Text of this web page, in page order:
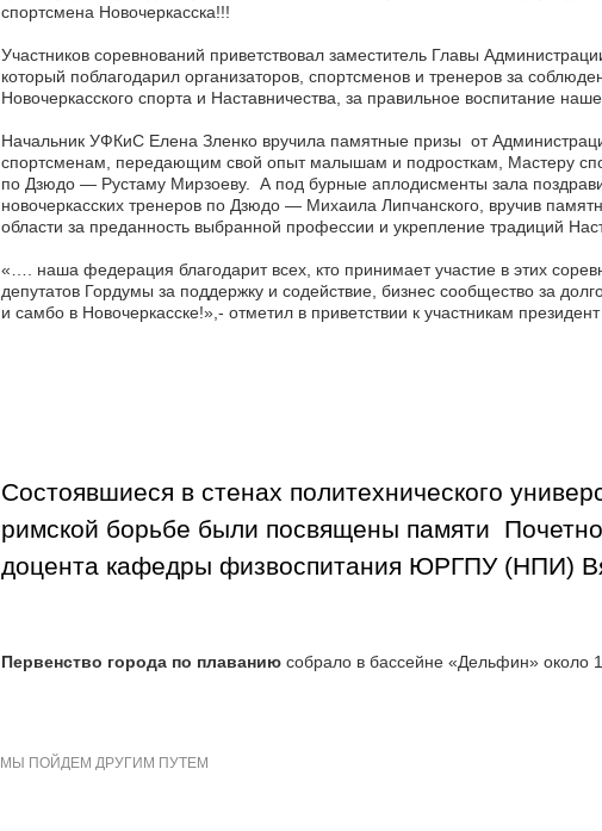
спортсмена Новочеркасска!!!
Участников соревнований приветствовал заместитель Главы
который поблагодарил организаторов, спортсменов и тренеров за
Новочеркасского спорта и Наставничества, за правильное воспитание
Начальник УФКиС Елена Зленко вручила памятные призы от
спортсменам, передающим свой опыт малышам и подросткам, Мастеру
по Дзюдо — Рустаму Мирзоеву. А под бурные аплодисменты зала
новочеркасских тренеров по Дзюдо — Михаила Липчанского, вручив
области за преданность выбранной профессии и укрепление традиций
«…. наша федерация благодарит всех, кто принимает участие в этих
депутатов Гордумы за поддержку и содействие, бизнес сообщество за
и самбо в Новочеркасске!»,- отметил в приветствии к участникам
Состоявшиеся в стенах политехнического
римской борьбе были посвящены памяти
доцента кафедры физвоспитания ЮРГПУ (НПИ)
Первенство города по плаваниюсобрало в бассейне «Дельфин» около
МЫ ПОЙДЕМ ДРУГИМ ПУТЕМ